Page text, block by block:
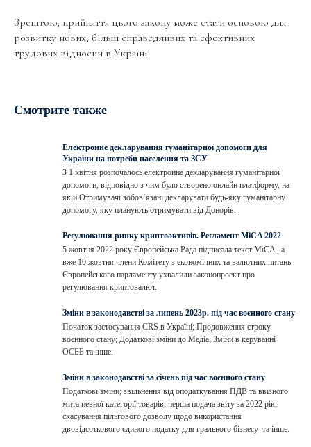
Зрештою, прийняття цього закону може стати основою для
розвитку нових, більш справедливих та ефективних
трудових відносин в Україні.
Смотрите также
Електронне декларування гуманітарної допомоги для
України на потреби населення та ЗСУ
З 1 квітня розпочалось електронне декларування гуманітарної
допомоги, відповідно з чим було створено онлайн платформу, на
якій Отримувачі зобов’язані декларувати будь-яку гуманітарну
допомогу, яку планують отримувати від Донорів.
Регулювання ринку криптоактивів. Регламент MiCA 2022
5 жовтня 2022 року Європейська Рада підписала текст MiCA , а
вже 10 жовтня члени Комітету з економічних та валютних питань
Європейського парламенту ухвалили законопроект про
регулювання криптовалют.
Зміни в законодавстві за липень 2023р. під час воєнного стану
Початок застосування CRS в Україні; Продовження строку
воєнного стану; Додаткові зміни до Медіа; Зміни в керуванні
ОСББ та інше.
Зміни в законодавстві за січень під час воєнного стану
Податкові зміни; звільнення від оподаткування ПДВ та ввізного
мита певної категорії товарів; перша подача звіту за 2022 рік;
скасування пільгового дозволу щодо використання
двовідсоткового єдиного податку для грального бізнесу та інше.